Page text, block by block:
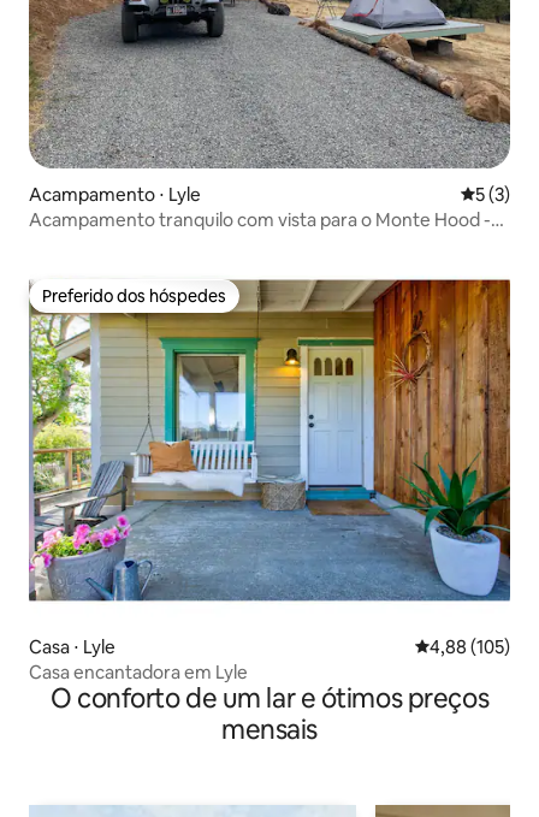
Acampamento ⋅ Lyle 5 de
5 (3)
Acampamento tranquilo com vista para o Monte Hood -
Preferido dos hóspedes
Preferido dos hóspedes
Casa ⋅ Lyle 4,88 de uma
4,88 (105)
Casa encantadora em Lyle
O conforto de um lar e ótimos preços
mensais